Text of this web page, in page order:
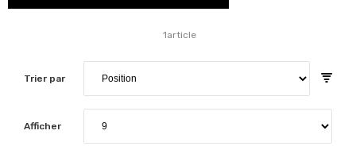
Trier par
1article
Afficher